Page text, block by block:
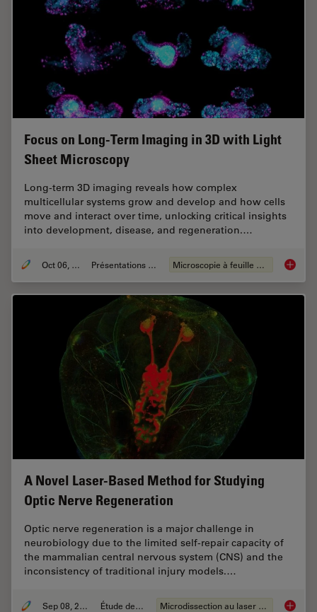
Focus on Long-Term Imaging in 3D with Light
Sheet Microscopy
Long-term 3D imaging reveals how complex
multicellular systems grow and develop and how cells
move and interact over time, unlocking critical insights
into development, disease, and regeneration.…
Oct 06, 2025 Présentations du CSF Microscopie à feuille de lumière Focus
A Novel Laser-Based Method for Studying
Optic Nerve Regeneration
Optic nerve regeneration is a major challenge in
neurobiology due to the limited self-repair capacity of
the mammalian central nervous system (CNS) and the
inconsistency of traditional injury models.…
Sep 08, 2025 Étude de cas Microdissection au laser (LMD) A